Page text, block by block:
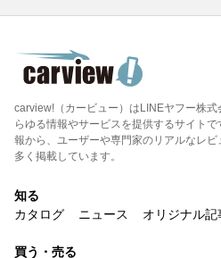
carview!（カービュー）はLINEヤフー株
らゆる情報やサービスを提供するサイト
報から、ユーザーや専門家のリアルなレ
多く掲載しています。
知る
カタログ
ニュース オリジナル記
買う・売る